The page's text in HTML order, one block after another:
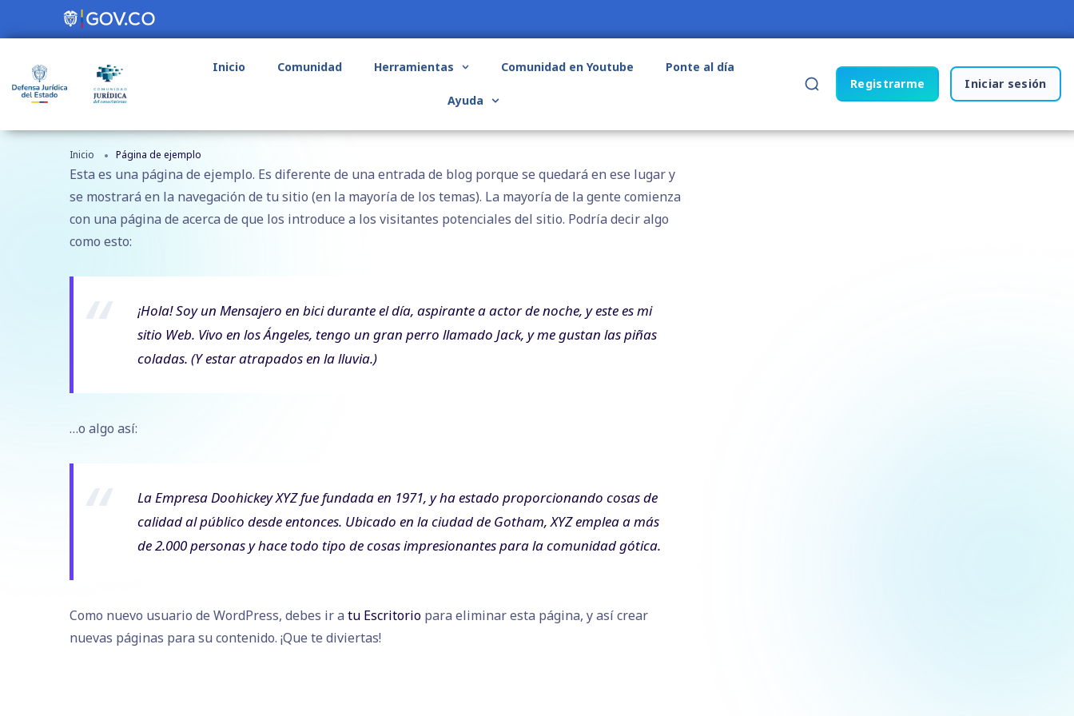
Inicio Comunidad Herramientas Comunidad en Youtube Ponte al día
Ayuda
Registrarme Iniciar sesión
Inicio Página de ejemplo
Esta es una página de ejemplo. Es diferente de una entrada de blog porque se quedará en ese lugar y
se mostrará en la navegación de tu sitio (en la mayoría de los temas). La mayoría de la gente comienza
con una página de acerca de que los introduce a los visitantes potenciales del sitio. Podría decir algo
como esto:
¡Hola! Soy un Mensajero en bici durante el día, aspirante a actor de noche, y este es mi
sitio Web. Vivo en los Ángeles, tengo un gran perro llamado Jack, y me gustan las piñas
coladas. (Y estar atrapados en la lluvia.)
…o algo así:
La Empresa Doohickey XYZ fue fundada en 1971, y ha estado proporcionando cosas de
calidad al público desde entonces. Ubicado en la ciudad de Gotham, XYZ emplea a más
de 2.000 personas y hace todo tipo de cosas impresionantes para la comunidad gótica.
Como nuevo usuario de WordPress, debes ir a tu Escritorio para eliminar esta página, y así crear
nuevas páginas para su contenido. ¡Que te diviertas!